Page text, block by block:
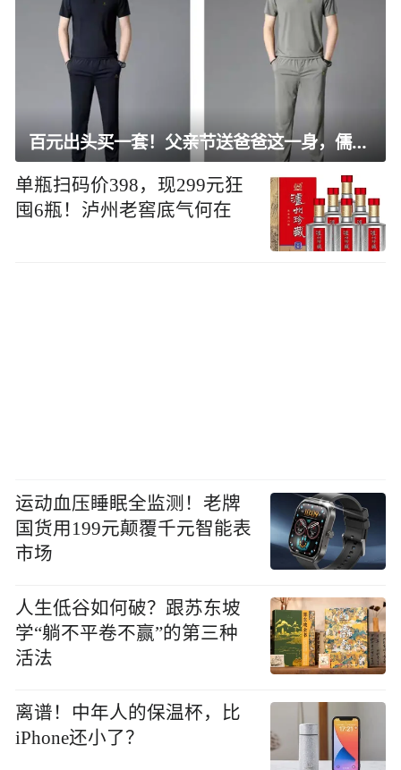
百元出头买一套！父亲节送爸爸这一身，儒雅有型还凉爽
单瓶扫码价398，现299元狂
囤6瓶！泸州老窖底气何在
运动血压睡眠全监测！老牌
国货用199元颠覆千元智能表
市场
人生低谷如何破？跟苏东坡
学“躺不平卷不赢”的第三种
活法
离谱！中年人的保温杯，比
iPhone还小了？